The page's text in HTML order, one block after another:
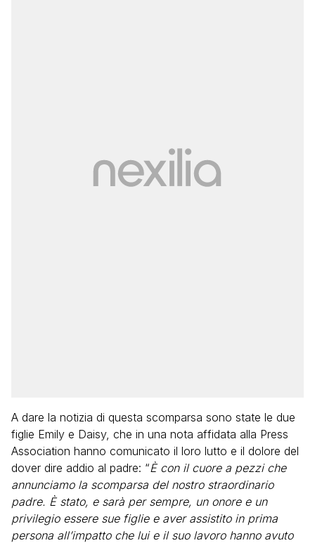
A dare la notizia di questa scomparsa sono state le due
figlie Emily e Daisy, che in una nota affidata alla Press
Association hanno comunicato il loro lutto e il dolore del
dover dire addio al padre: “È con il cuore a pezzi che
annunciamo la scomparsa del nostro straordinario
padre. È stato, e sarà per sempre, un onore e un
privilegio essere sue figlie e aver assistito in prima
persona all’impatto che lui e il suo lavoro hanno avuto